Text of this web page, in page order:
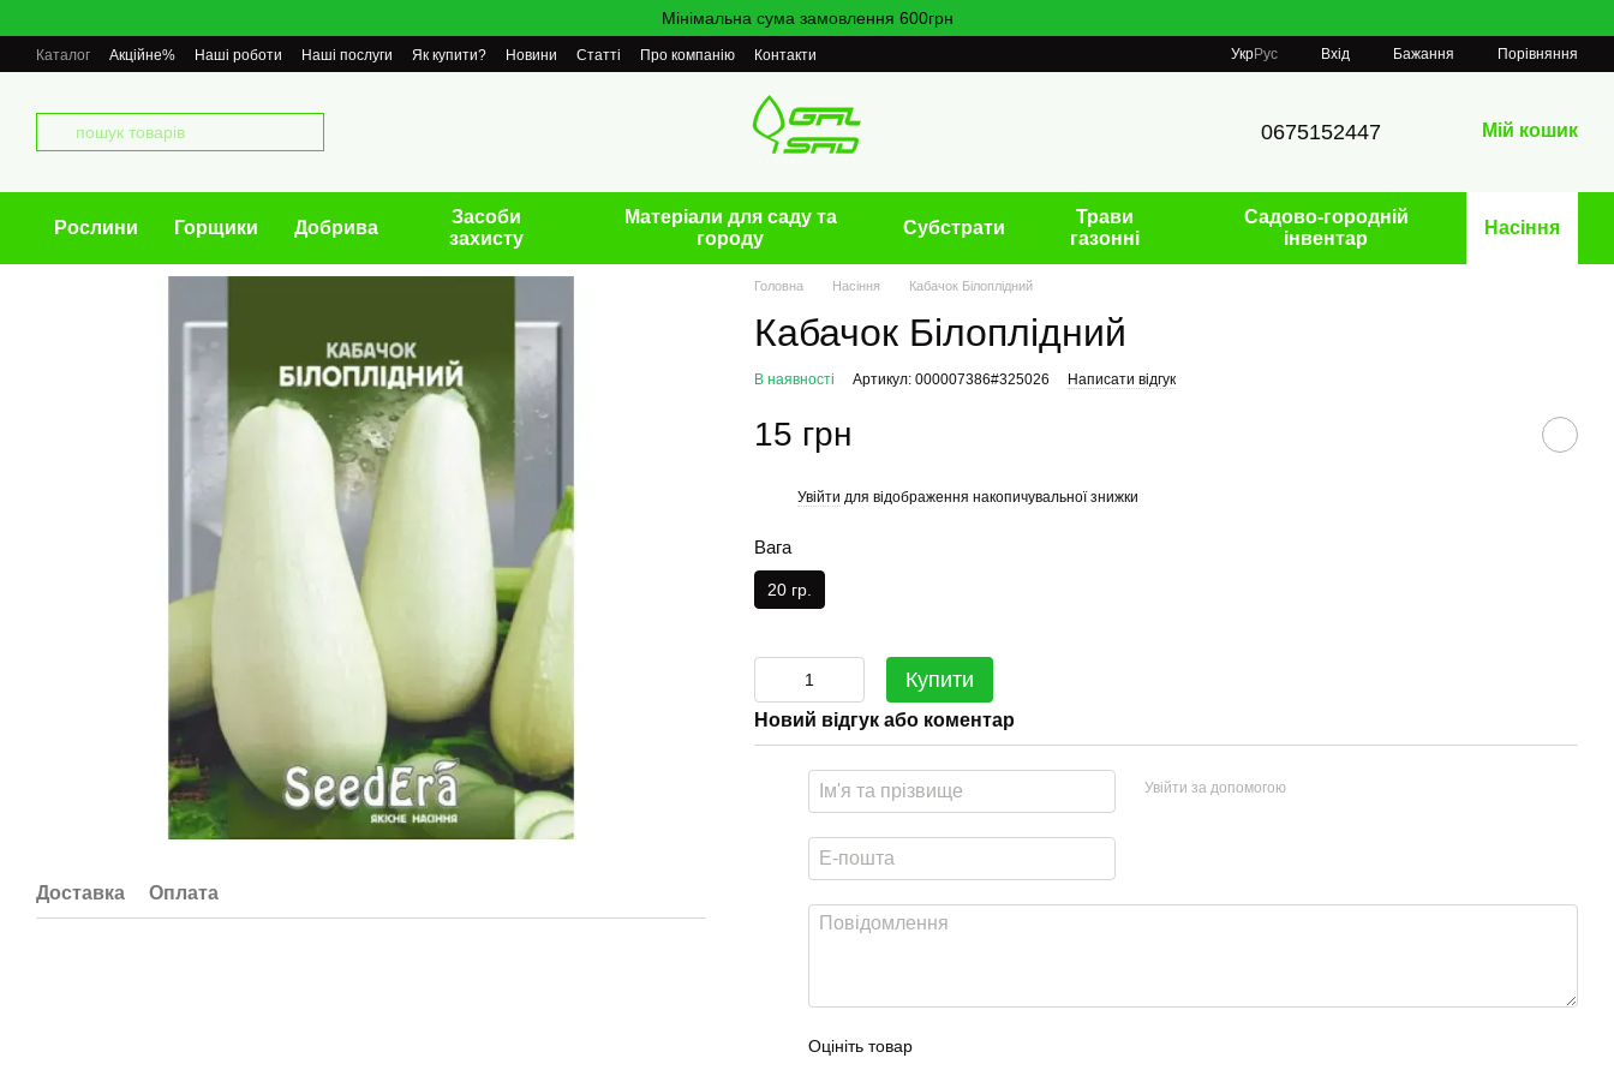
Мінімальна сума замовлення 600грн
Каталог Акційне% Наші роботи Наші послуги Як купити? Новини Статті Про компанію Контакти УкрРус Вхід Бажання Порівняння
0675152447 Мій кошик
Рослини Горщики Добрива
Засоби
захисту
Матеріали для саду та
городу
Cубстрати
Трави
газонні
Садово-городній
інвентар
Насіння
Доставка Оплата
Головна Насіння Кабачок Білоплідний
Кабачок Білоплідний
В наявності Артикул: 000007386#325026 Написати відгук
15 грн
Увійти для відображення накопичувальної знижки
Вага
20 гр.
Купити
Новий відгук або коментар
Увійти за допомогою
Оцініть товар